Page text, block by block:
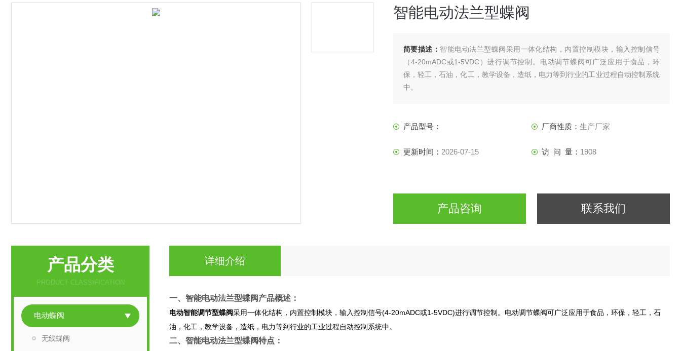
智能电动法兰型蝶阀
简要描述： 智能电动法兰型蝶阀采用一体化结构，内置控制模块，输入控制信号
（4-20mADC或1-5VDC）进行调节控制。电动调节蝶阀可广泛应用于食品，环
保，轻工，石油，化工，教学设备，造纸，电力等到行业的工业过程自动控制系统
中。
产品型号： 厂商性质： 生产厂家
更新时间： 2026-07-15 访 问 量： 1908
产品咨询 联系我们
产品分类
PRODUCT CLASSIFICATION
电动蝶阀
无线蝶阀
详细介绍
一、 智能电动法兰型蝶阀产品概述：
电动智能调节型蝶阀采用一体化结构，内置控制模块，输入控制信号(4-20mADC或1-5VDC)进行调节控制。电动调节蝶阀可广泛应用于食品，环保，轻工，石
油，化工，教学设备，造纸，电力等到行业的工业过程自动控制系统中。
二、 智能电动法兰型蝶阀特点：